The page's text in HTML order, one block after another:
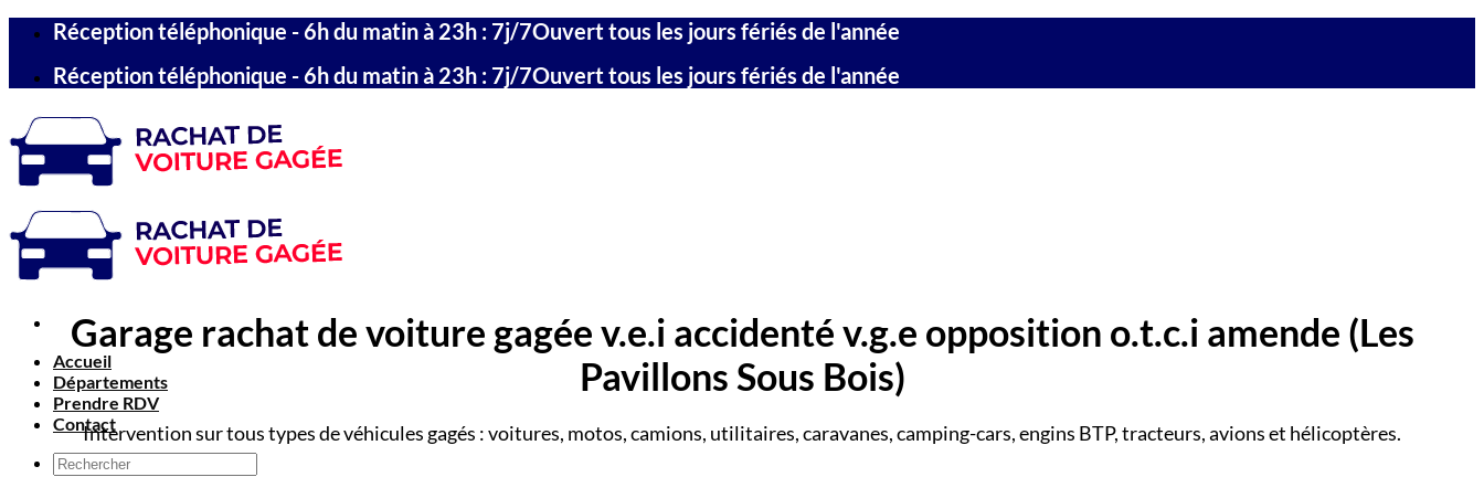
Passer
contenu
Réception téléphonique - 6h du matin à 23h : 7j/7Ouvert tous les jours fériés de l'année
Réception téléphonique - 6h du matin à 23h : 7j/7Ouvert tous les jours fériés de l'année
Accueil
Départements
Prendre RDV
Contact
Garage rachat de voiture gagée v.e.i accidenté v.g.e opposition o.t.c.i amende (Les
Pavillons Sous Bois)
Intervention sur tous types de véhicules gagés : voitures, motos, camions, utilitaires, caravanes, camping-cars, engins BTP, tracteurs, avions et hélicoptères.